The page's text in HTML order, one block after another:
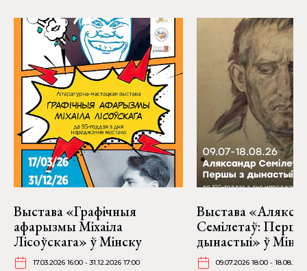
Выстава «Графічныя
афарызмы Міхаіла
Лісоўскага» ў Мінску
17.03.2026 16:00 - 31.12.2026 17:00
Выстава
Семілетаў:
дынастыі» ў
09.07.2026 18:00 -